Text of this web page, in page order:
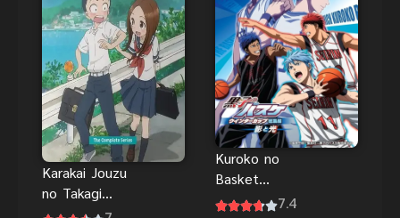
Karakai Jouzu
no Takagi
san 1 แกล้ง
Kuroko no
Basket
Movie 1 ศึก7.4